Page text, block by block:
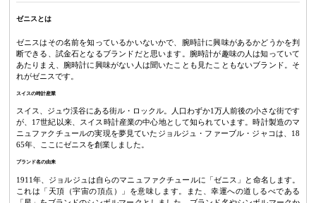
ゼニスとは
ゼニスはその名前を知っているかいないかで、腕時計に興味があるかどうかを判
断できる、試金石となるブランドだと思います。腕時計が趣味の人は知っていて
あたりまえ、腕時計に興味がない人は聞いたことも見たこともないブランド。そ
れがゼニスです。
スイスの時計産業
スイス、ジュウ渓谷にある街ル・ロックル。人口わずか1万人前後の小さな街です
が、17世紀以来、スイス時計産業の中心地として知られています。時計製造のマ
ニュファクチュールの実現を夢見ていたジョルジュ・ファーブル・ジャコは、18
65年、ここにゼニスを創業しました。
ブランド名の由来
1911年、ジョルジュは自らのマニュファクチュールに「ゼニス」と命名します。
これは「天頂（宇宙の頂点）」を意味します。また、幸運への道しるべである